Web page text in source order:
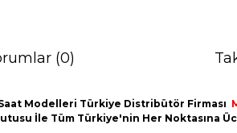
(0)
Modelleri Türkiye Distribütör Firması
İle Tüm Türkiye'nin Her Noktasına